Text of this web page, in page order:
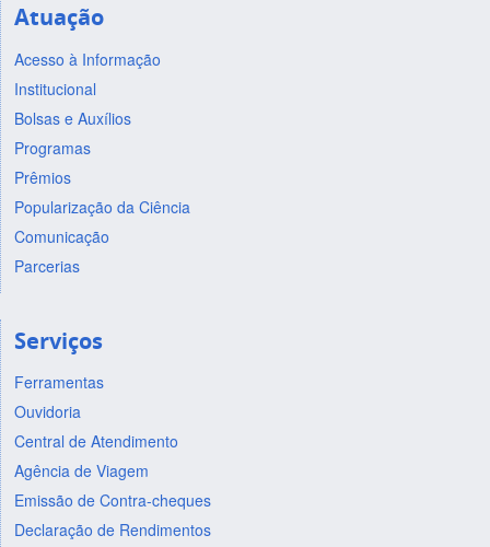
Atuação
Acesso à Informação
Institucional
Bolsas e Auxílios
Programas
Prêmios
Popularização da Ciência
Comunicação
Parcerias
Serviços
Ferramentas
Ouvidoria
Central de Atendimento
Agência de Viagem
Emissão de Contra-cheques
Declaração de Rendimentos